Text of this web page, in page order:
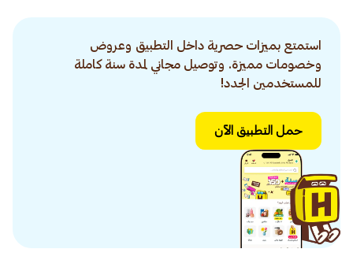
استمتع بميزات حصرية داخل التطبيق وعروض
وخصومات مميزة. وتوصيل مجاني لمدة سنة كاملة
للمستخدمين الجدد!
حمل التطبيق الآن